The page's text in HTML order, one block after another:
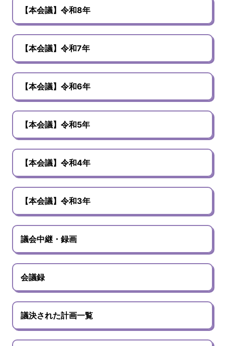
【本会議】令和8年
【本会議】令和7年
【本会議】令和6年
【本会議】令和5年
【本会議】令和4年
【本会議】令和3年
議会中継・録画
会議録
議決された計画一覧